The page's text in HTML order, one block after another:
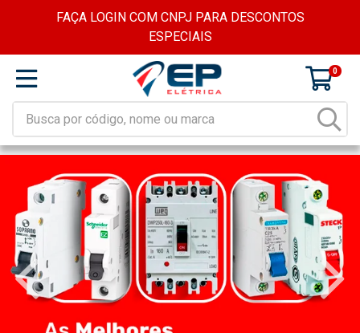
FAÇA LOGIN COM CNPJ PARA DESCONTOS
ESPECIAIS
0